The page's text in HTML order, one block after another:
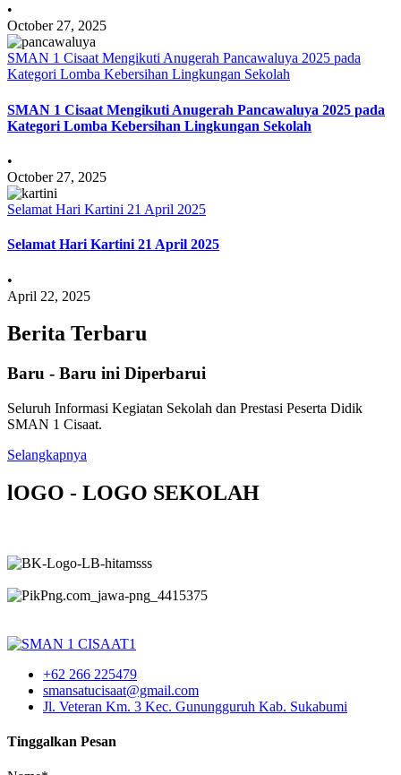
•
October 27, 2025
SMAN 1 Cisaat Mengikuti Anugerah Pancawaluya 2025 pada
Kategori Lomba Kebersihan Lingkungan Sekolah
SMAN 1 Cisaat Mengikuti Anugerah Pancawaluya 2025 pada
Kategori Lomba Kebersihan Lingkungan Sekolah
•
October 27, 2025
Selamat Hari Kartini 21 April 2025
Selamat Hari Kartini 21 April 2025
•
April 22, 2025
Berita Terbaru
Baru - Baru ini Diperbarui
Seluruh Informasi Kegiatan Sekolah dan Prestasi Peserta Didik
SMAN 1 Cisaat.
Selangkapnya
lOGO - LOGO SEKOLAH
+62 266 225479
smansatucisaat@gmail.com
Jl. Veteran Km. 3 Kec. Gunungguruh Kab. Sukabumi
Tinggalkan Pesan